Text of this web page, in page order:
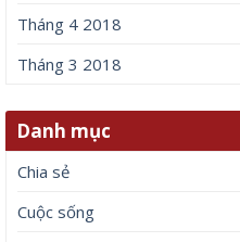
Tháng 4 2018
Tháng 3 2018
Danh mục
Chia sẻ
Cuộc sống